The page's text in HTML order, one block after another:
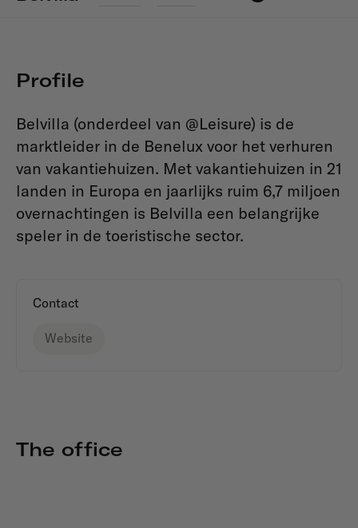
Profile
Belvilla (onderdeel van @Leisure) is de
marktleider in de Benelux voor het verhuren
van vakantiehuizen. Met vakantiehuizen in 21
landen in Europa en jaarlijks ruim 6,7 miljoen
overnachtingen is Belvilla een belangrijke
speler in de toeristische sector.
Contact
Website
The office